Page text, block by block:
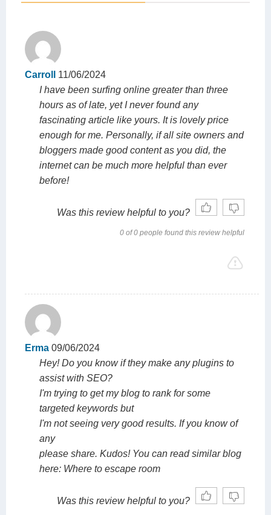
Carroll
11/06/2024
I have been surfing online greater than three
hours as of late, yet I never found any
fascinating article like yours. It is lovely price
enough for me. Personally, if all site owners and
bloggers made good content as you did, the
internet can be much more helpful than ever
before!
Was this review helpful to you?
0 of 0 people found this review helpful
Erma 09/06/2024
Hey! Do you know if they make any plugins to
assist with SEO?
I'm trying to get my blog to rank for some
targeted keywords but
I'm not seeing very good results. If you know of
any
please share. Kudos! You can read similar blog
here: Where to escape room
Was this review helpful to you?